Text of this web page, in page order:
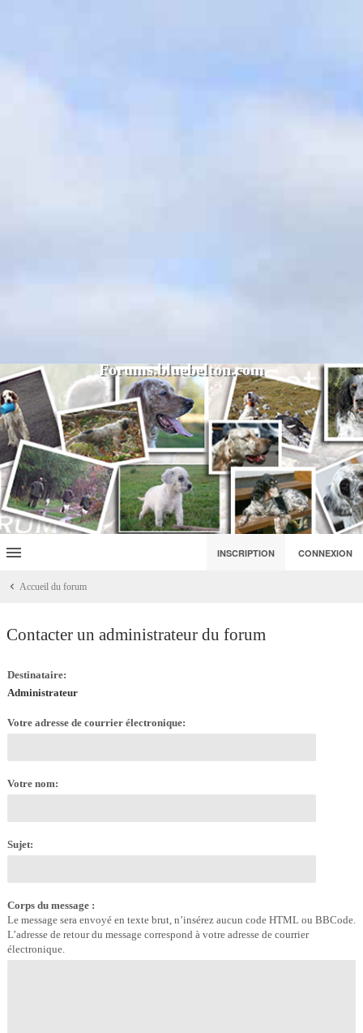
Forums.bluebelton.com
INSCRIPTION CONNEXION
Accueil du forum
Contacter un administrateur du forum
Destinataire:
Administrateur
Votre adresse de courrier électronique:
Votre nom:
Sujet:
Corps du message :
Le message sera envoyé en texte brut, n’insérez aucun code HTML ou BBCode.
L’adresse de retour du message correspond à votre adresse de courrier
électronique.